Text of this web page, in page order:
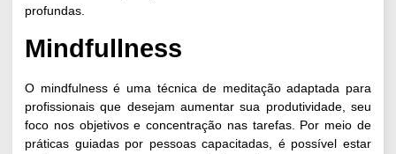
profundas.
Mindfullness
O mindfulness é uma técnica de meditação adaptada para
profissionais que desejam aumentar sua produtividade, seu
foco nos objetivos e concentração nas tarefas. Por meio de
práticas guiadas por pessoas capacitadas, é possível estar